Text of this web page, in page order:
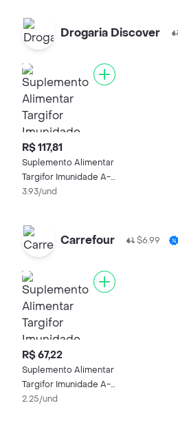
Drogaria Discover
R$ 117,81
Suplemento Alimentar
Targifor Imunidade A-
Z 30 Cápsulas
3.93/und
Carrefour $6.99
R$ 67,22
Suplemento Alimentar
Targifor Imunidade A-
Z 30 Cápsulas
2.25/und